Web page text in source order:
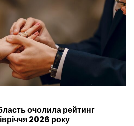
очолила рейтинг
2026 року